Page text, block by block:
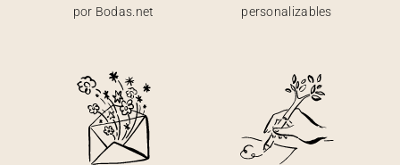
por Bodas.net
personalizables